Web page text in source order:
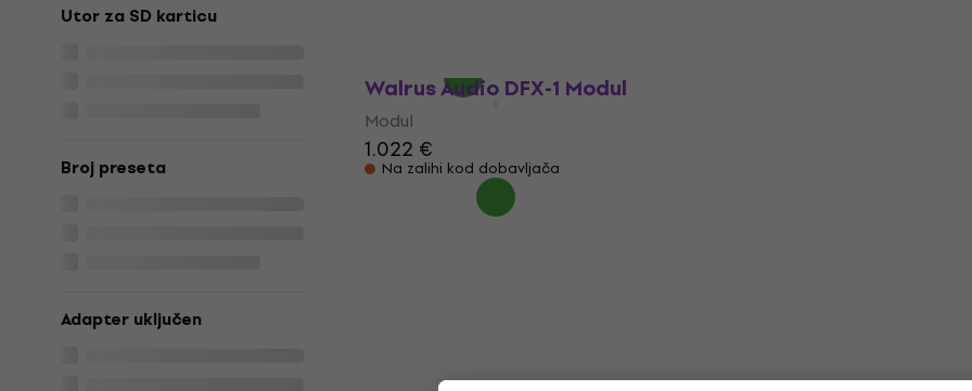
Utor za SD karticu
Broj preseta
Adapter uključen
Walrus Audio DFX-1 Modul
Modul
1.022 €
Na zalihi kod dobavljača